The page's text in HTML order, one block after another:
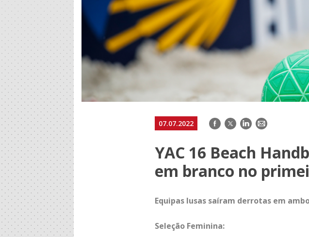
07.07.2022 Facebook
TwitterLinkedIn
E-
YAC 16 Beach
em branco no
Equipas lusas saíram derrotas em
Seleção Feminina: